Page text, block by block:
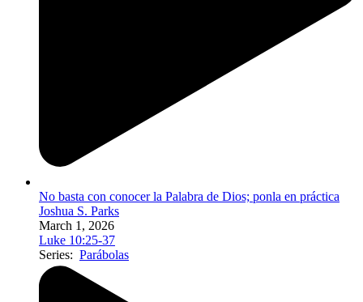
No basta con conocer la Palabra de Dios; ponla en práctica
Joshua S. Parks
March 1, 2026
Luke 10:25-37
Series: Parábolas